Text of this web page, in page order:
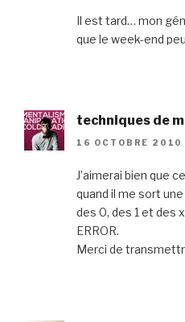
Il est tard… mon
que le week-end
techniques de
16 OCTOBRE
J’aimerai bien que
quand il me sort
des 0, des 1 et des
ERROR.
Merci de